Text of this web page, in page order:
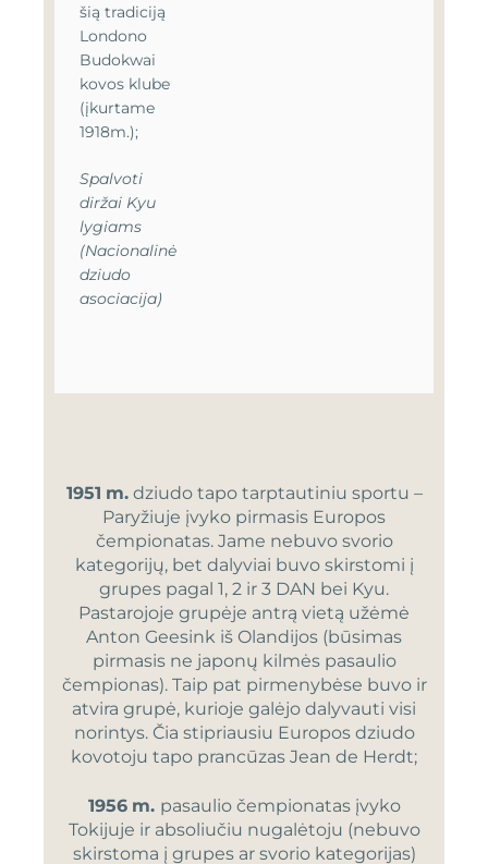
šią tradiciją
Londono
Budokwai
kovos klube
(įkurtame
1918m.);
Spalvoti
diržai Kyu
lygiams
(Nacionalinė
dziudo
asociacija)
1951 m.dziudo tapo tarptautiniu sportu –
Paryžiuje įvyko pirmasis Europos
čempionatas. Jame nebuvo svorio
kategorijų, bet dalyviai buvo skirstomi į
grupes pagal 1, 2 ir 3 DAN bei Kyu.
Pastarojoje grupėje antrą vietą užėmė
Anton Geesink iš Olandijos (būsimas
pirmasis ne japonų kilmės pasaulio
čempionas). Taip pat pirmenybėse buvo ir
atvira grupė, kurioje galėjo dalyvauti visi
norintys. Čia stipriausiu Europos dziudo
kovotoju tapo prancūzas Jean de Herdt;
1956 m. pasaulio čempionatas įvyko
Tokijuje ir absoliučiu nugalėtoju (nebuvo
skirstoma į grupes ar svorio kategorijas)